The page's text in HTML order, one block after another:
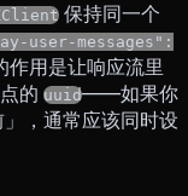
保持同一个
user-messages":
用是让响应流里
的 uuid——如果你
，通常应该同时设